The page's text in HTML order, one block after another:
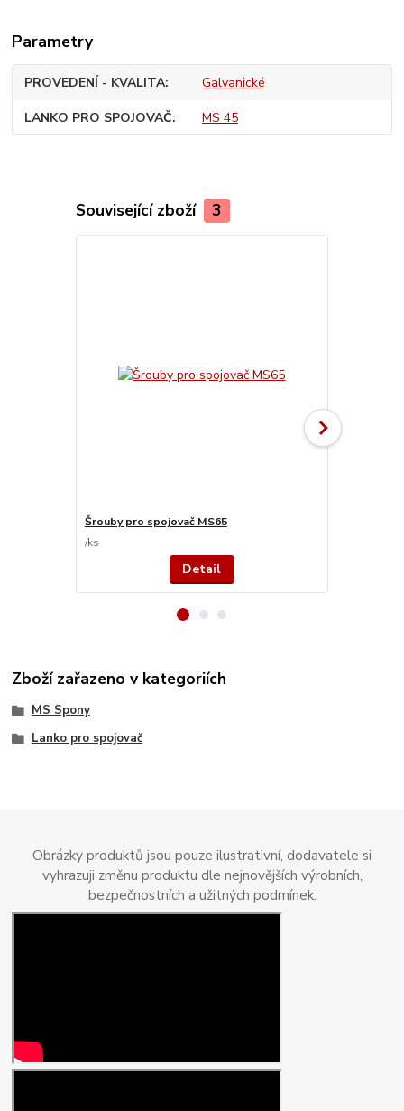
Parametry
PROVEDENÍ - KVALITA Galvanické
LANKO PRO SPOJOVAČ MS 45
Související zboží 3
Šrouby pro spojovač MS65
/ks
Detail
Zboží zařazeno v kategoriích
MS Spony
Lanko pro spojovač
Obrázky produktů jsou pouze ilustrativní, dodavatele si
vyhrazuji změnu produktu dle nejnovějších výrobních,
bezpečnostních a užitných podmínek.